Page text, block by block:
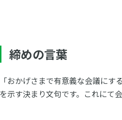
締めの言葉
「おかげさまで有意義な会議に
を示す決まり文句です。これにて